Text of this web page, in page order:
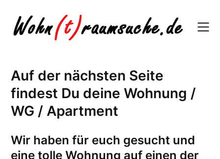
content
Auf der nächsten Seite
findest Du deine Wohnung /
WG / Apartment
Wir haben für euch gesucht und
eine tolle Wohnung auf einen der